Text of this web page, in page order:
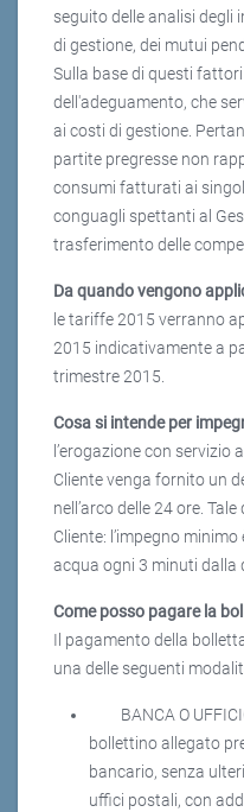
seguito delle analisi degli
di gestione, dei mutui
Sulla base di questi
dell'adeguamento, che
ai costi di gestione.
partite pregresse non
consumi fatturati ai
conguagli spettanti al
trasferimento delle
Da quando vengono
le tariffe 2015 verranno
2015 indicativamente a
trimestre 2015.
Cosa si intende per
l’erogazione con servizio
Cliente venga fornito un
nell’arco delle 24 ore.
Cliente: l’impegno
acqua ogni 3 minuti dalla
Come posso pagare la
Il pagamento della
una delle seguenti
BANCA O
bollettino allegato
bancario, senza
uffici postali, con